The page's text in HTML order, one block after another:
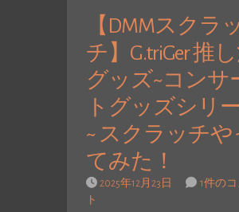
【DMMスクラ
チ】G.triGer 推
グッズ~コンサ
トグッズシリ
~ スクラッチや
てみた！
2025年12月23日
1件の
ト